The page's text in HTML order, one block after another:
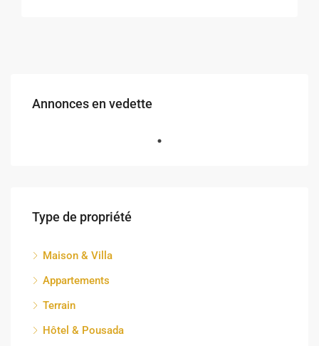
Annonces en vedette
Type de propriété
Maison & Villa
Appartements
Terrain
Hôtel & Pousada